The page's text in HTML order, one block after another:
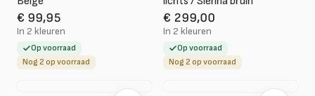
€ 99,95
In 2 kleuren
Op voorraad
Nog 2 op voorraad
€ 299,00
In 2 kleuren
Op voorraad
Nog 2 op voorraad